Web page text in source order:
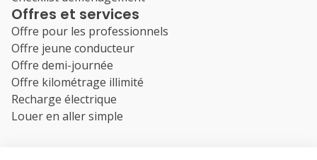
Offres et services
Offre pour les professionnels
Offre jeune conducteur
Offre demi-journée
Offre kilométrage illimité
Recharge électrique
Louer en aller simple